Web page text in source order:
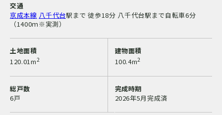
交通
京成本線 八千代台駅まで 徒歩18分 八千代台駅まで自転車6分
（1400ｍ※実測）
土地面積
120.01m2
建物面積
100.4m2
総戸数
6戸
完成時期
2026年5月完成済